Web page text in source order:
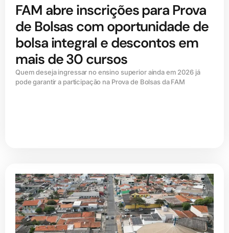
FAM abre inscrições para Prova
de Bolsas com oportunidade de
bolsa integral e descontos em
mais de 30 cursos
Quem deseja ingressar no ensino superior ainda em 2026 já
pode garantir a participação na Prova de Bolsas da FAM